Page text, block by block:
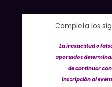
Completa los
La inexactitud o
aportados
de continuar
inscripción al